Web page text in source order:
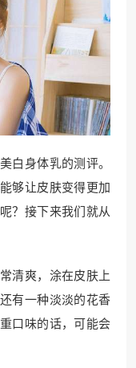
白身体乳的测评。
够让皮肤变得更加
？接下来我们就从
清爽，涂在皮肤上
有一种淡淡的花香
口味的话，可能会